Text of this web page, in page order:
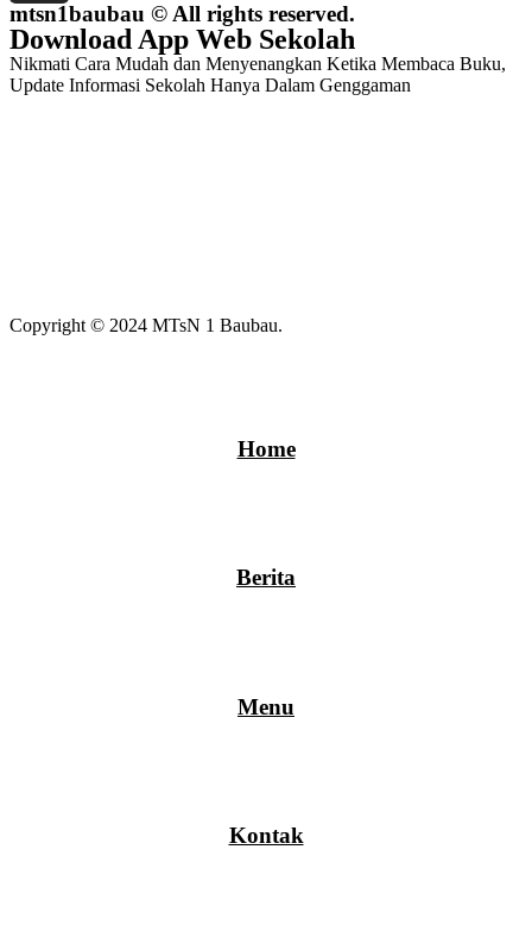
mtsn1baubau © All rights reserved.
Download App Web Sekolah
Nikmati Cara Mudah dan Menyenangkan Ketika Membaca Buku,
Update Informasi Sekolah Hanya Dalam Genggaman
Copyright © 2024 MTsN 1 Baubau.
Home
Berita
Menu
Kontak